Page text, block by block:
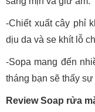
-Chiết xuất cây phỉ
dịu da và se khít lỗ
-Sopa mang đến
tháng bạn sẽ thấy
Review Soap rửa